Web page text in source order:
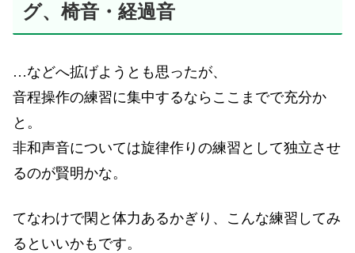
グ、椅音・経過音
…などへ拡げようとも思ったが、
音程操作の練習に集中するならここまでで充分か
と。
非和声音については旋律作りの練習として独立させ
るのが賢明かな。
てなわけで閑と体力あるかぎり、こんな練習してみ
るといいかもです。